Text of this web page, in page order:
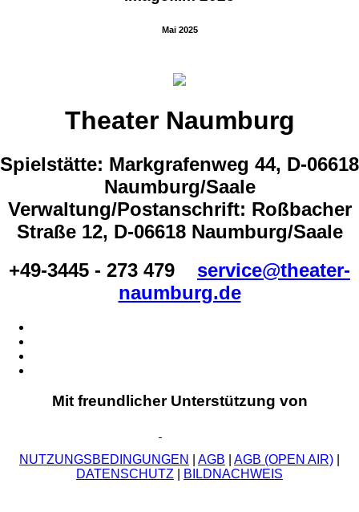
Mai 2025
Theater Naumburg
Spielstätte: Markgrafenweg 44, D-06618
Naumburg/Saale
Verwaltung/Postanschrift: Roßbacher
Straße 12, D-06618 Naumburg/Saale
+49-3445 - 273 479
service@theater-
naumburg.de
Mit freundlicher Unterstützung von
NUTZUNGSBEDINGUNGEN AGB AGB (OPEN AIR)
DATENSCHUTZ
BILDNACHWEIS